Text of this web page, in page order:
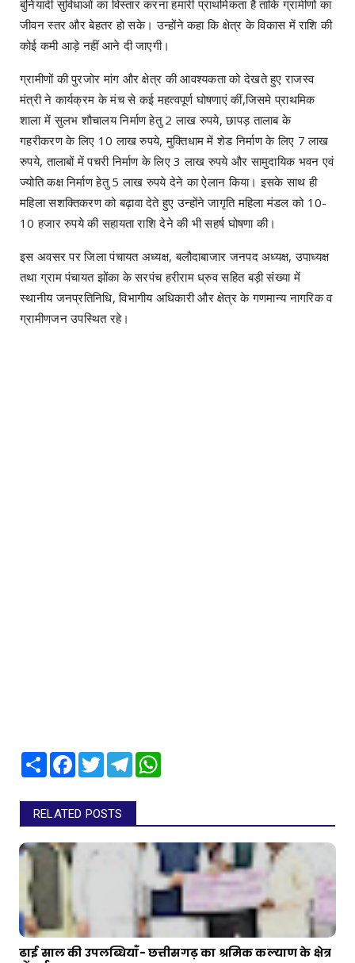
बुनियादी सुविधाओं का विस्तार करना हमारी प्राथमिकता है ताकि ग्रामीणों का
जीवन स्तर और बेहतर हो सके। उन्होंने कहा कि क्षेत्र के विकास में राशि की
कोई कमी आड़े नहीं आने दी जाएगी।
ग्रामीणों की पुरजोर मांग और क्षेत्र की आवश्यकता को देखते हुए राजस्व
मंत्री ने कार्यक्रम के मंच से कई महत्वपूर्ण घोषणाएं कीं,जिसमे प्राथमिक
शाला में सुलभ शौचालय निर्माण हेतु 2 लाख रुपये, छापड़ तालाब के
गहरीकरण के लिए 10 लाख रुपये, मुक्तिधाम में शेड निर्माण के लिए 7 लाख
रुपये, तालाबों में पचरी निर्माण के लिए 3 लाख रुपये और सामुदायिक भवन एवं
ज्योति कक्ष निर्माण हेतु 5 लाख रुपये देने का ऐलान किया। इसके साथ ही
महिला सशक्तिकरण को बढ़ावा देते हुए उन्होंने जागृति महिला मंडल को 10-
10 हजार रुपये की सहायता राशि देने की भी सहर्ष घोषणा की।
इस अवसर पर जिला पंचायत अध्यक्ष, बलौदाबाजार जनपद अध्यक्ष, उपाध्यक्ष
तथा ग्राम पंचायत झोंका के सरपंच हरीराम ध्रुव सहित बड़ी संख्या में
स्थानीय जनप्रतिनिधि, विभागीय अधिकारी और क्षेत्र के गणमान्य नागरिक व
ग्रामीणजन उपस्थित रहे।
Share Facebook
TwitterTelegram
RELATED POSTS
ढाई साल की उपलब्धियाँ- छत्तीसगढ़ का श्रमिक कल्याण के क्षेत्र